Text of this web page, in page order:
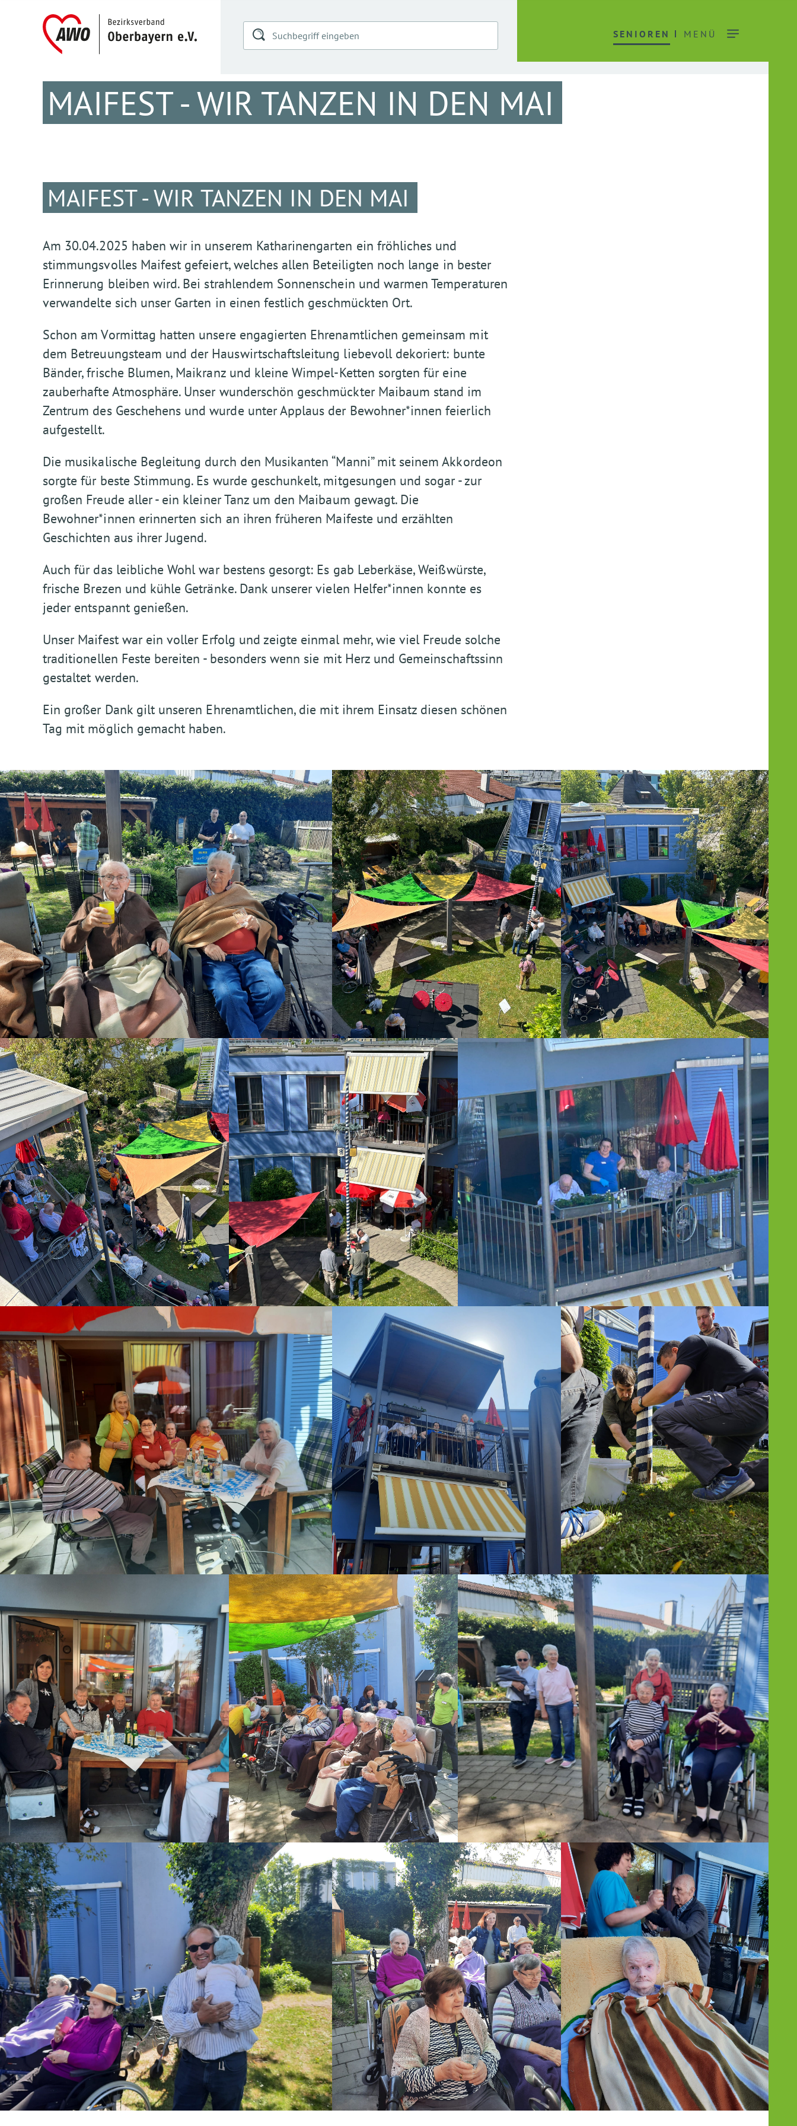
SENIOREN MENÜ
MAIFEST - WIR TANZEN IN DEN MAI
MAIFEST - WIR TANZEN IN DEN MAI
Am 30.04.2025 haben wir in unserem Katharinengarten ein fröhliches und
stimmungsvolles Maifest gefeiert, welches allen Beteiligten noch lange in bester
Erinnerung bleiben wird. Bei strahlendem Sonnenschein und warmen Temperaturen
verwandelte sich unser Garten in einen festlich geschmückten Ort.
Schon am Vormittag hatten unsere engagierten Ehrenamtlichen gemeinsam mit
dem Betreuungsteam und der Hauswirtschaftsleitung liebevoll dekoriert: bunte
Bänder, frische Blumen, Maikranz und kleine Wimpel-Ketten sorgten für eine
zauberhafte Atmosphäre. Unser wunderschön geschmückter Maibaum stand im
Zentrum des Geschehens und wurde unter Applaus der Bewohner*innen feierlich
aufgestellt.
Die musikalische Begleitung durch den Musikanten “Manni” mit seinem Akkordeon
sorgte für beste Stimmung. Es wurde geschunkelt, mitgesungen und sogar - zur
großen Freude aller - ein kleiner Tanz um den Maibaum gewagt. Die
Bewohner*innen erinnerten sich an ihren früheren Maifeste und erzählten
Geschichten aus ihrer Jugend.
Auch für das leibliche Wohl war bestens gesorgt: Es gab Leberkäse, Weißwürste,
frische Brezen und kühle Getränke. Dank unserer vielen Helfer*innen konnte es
jeder entspannt genießen.
Unser Maifest war ein voller Erfolg und zeigte einmal mehr, wie viel Freude solche
traditionellen Feste bereiten - besonders wenn sie mit Herz und Gemeinschaftssinn
gestaltet werden.
Ein großer Dank gilt unseren Ehrenamtlichen, die mit ihrem Einsatz diesen schönen
Tag mit möglich gemacht haben.